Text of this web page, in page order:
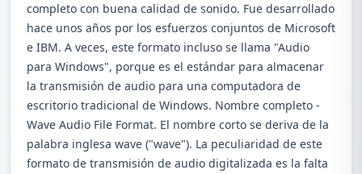
completo con buena calidad de sonido. Fue desarrollado
hace unos años por los esfuerzos conjuntos de Microsoft
e IBM. A veces, este formato incluso se llama "Audio
para Windows", porque es el estándar para almacenar
la transmisión de audio para una computadora de
escritorio tradicional de Windows. Nombre completo -
Wave Audio File Format. El nombre corto se deriva de la
palabra inglesa wave ("wave"). La peculiaridad de este
formato de transmisión de audio digitalizada es la falta